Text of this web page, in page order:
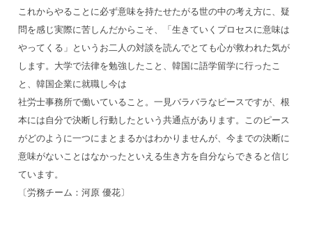
これからやることに必ず意味を持たせたがる世の中の考え方に、疑
問を感じ実際に苦しんだからこそ、「生きていくプロセスに意味は
やってくる」というお二人の対談を読んでとても心が救われた気が
します。大学で法律を勉強したこと、韓国に語学留学に行ったこ
と、韓国企業に就職し今は
社労士事務所で働いていること。一見バラバラなピースですが、根
本には自分で決断し行動したという共通点があります。このピース
がどのように一つにまとまるかはわかりませんが、今までの決断に
意味がないことはなかったといえる生き方を自分ならできると信じ
ています。
〔労務チーム：河原 優花〕